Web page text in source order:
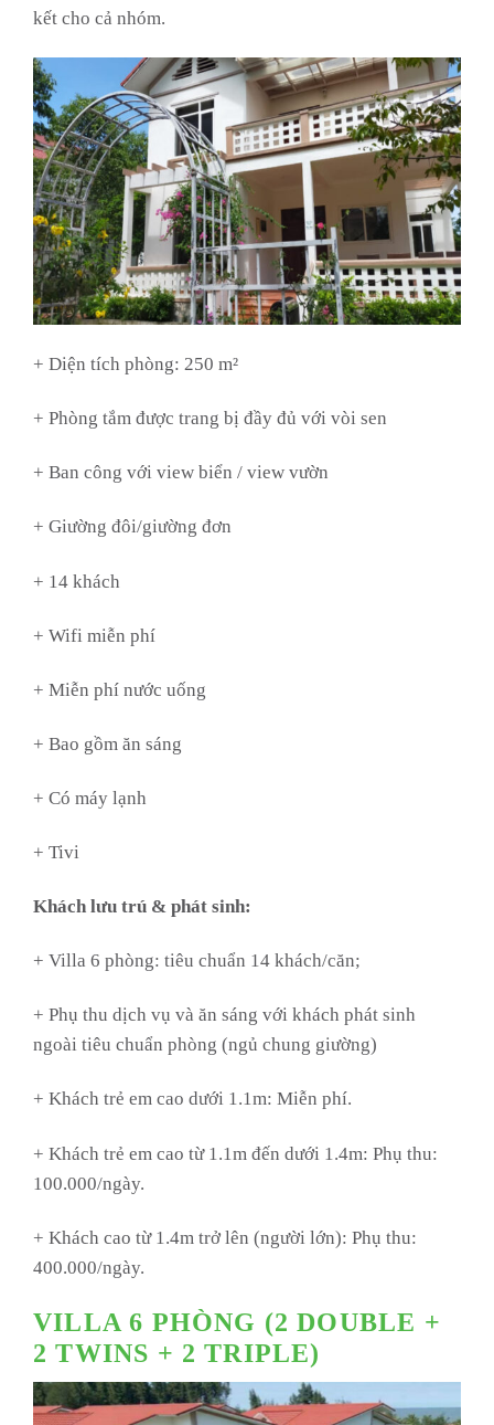
kết cho cả nhóm.
+ Diện tích phòng: 250 m²
+ Phòng tắm được trang bị đầy đủ với vòi sen
+ Ban công với view biển / view vườn
+ Giường đôi/giường đơn
+ 14 khách
+ Wifi miễn phí
+ Miễn phí nước uống
+ Bao gồm ăn sáng
+ Có máy lạnh
+ Tivi
Khách lưu trú & phát sinh:
+ Villa 6 phòng: tiêu chuẩn 14 khách/căn;
+ Phụ thu dịch vụ và ăn sáng với khách phát sinh
ngoài tiêu chuẩn phòng (ngủ chung giường)
+ Khách trẻ em cao dưới 1.1m: Miễn phí.
+ Khách trẻ em cao từ 1.1m đến dưới 1.4m: Phụ thu:
100.000/ngày.
+ Khách cao từ 1.4m trở lên (người lớn): Phụ thu:
400.000/ngày.
VILLA 6 PHÒNG (2 DOUBLE +
2 TWINS + 2 TRIPLE)